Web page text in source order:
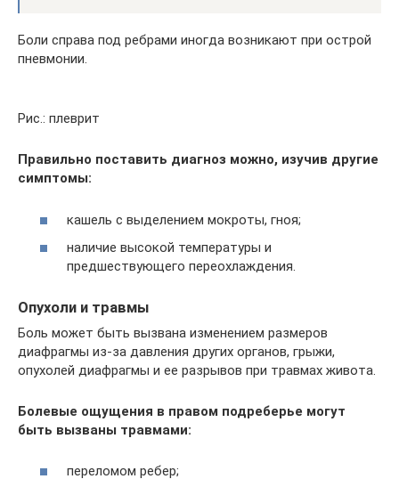
Боли справа под ребрами иногда возникают при острой
пневмонии.
Рис.: плеврит
Правильно поставить диагноз можно, изучив другие
симптомы:
кашель с выделением мокроты, гноя;
наличие высокой температуры и
предшествующего переохлаждения.
Опухоли и травмы
Боль может быть вызвана изменением размеров
диафрагмы из-за давления других органов, грыжи,
опухолей диафрагмы и ее разрывов при травмах живота.
Болевые ощущения в правом подреберье могут
быть вызваны травмами:
переломом ребер;